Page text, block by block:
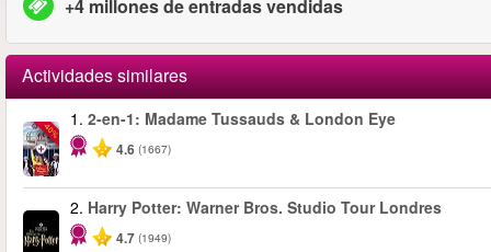
+4 millones de entradas vendidas
Actividades similares
-40%
1. 2-en-1: Madame Tussauds & London Eye
4.6 (1667)
2. Harry Potter: Warner Bros. Studio Tour Londres
4.7 (1949)